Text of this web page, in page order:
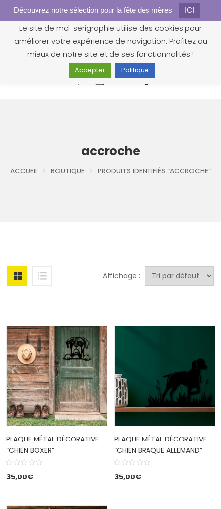
Découvrez notre sélection pour la fête des mères ICI
0
accroche
ACCUEIL BOUTIQUE PRODUITS IDENTIFIÉS “ACCROCHE”
Affichage :
PLAQUE MÉTAL DÉCORATIVE
“CHIEN BOXER”
35,00€
PLAQUE MÉTAL DÉCORATIVE
“CHIEN BRAQUE ALLEMAND”
35,00€
Gestion des cookies
Le site de mcl-serigraphie utilise des cookies pour
améliorer votre expérience de navigation. Profitez au
mieux de notre site et de ses fonctionnalités !
Accepter Politique